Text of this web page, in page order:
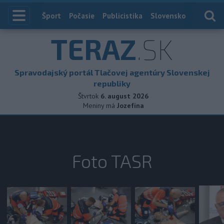
Index
Šport Počasie Publicistika Slovensko
TERAZ.SK
Spravodajský portál Tlačovej agentúry Slovenskej
republiky
Štvrtok 6. august 2026
Meniny má Jozefína
Foto TASR